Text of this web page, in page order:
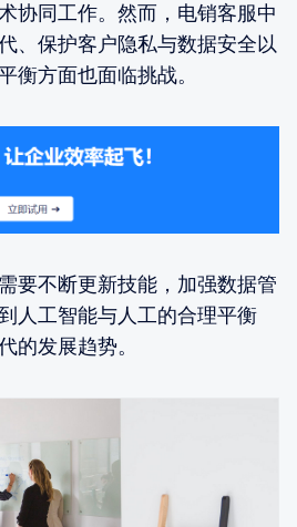
协同工作。然而，电销客服中
、保护客户隐私与数据安全以
衡方面也面临挑战。
要不断更新技能，加强数据管
人工智能与人工的合理平衡
的发展趋势。